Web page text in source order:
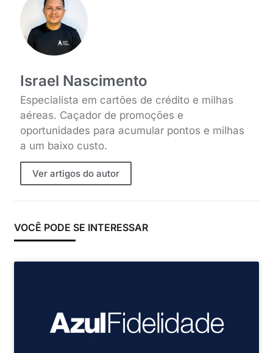
Israel Nascimento
Especialista em cartões de crédito e milhas
aéreas. Caçador de promoções e
oportunidades para acumular pontos e milhas
a um baixo custo.
Ver artigos do autor
VOCÊ PODE SE INTERESSAR